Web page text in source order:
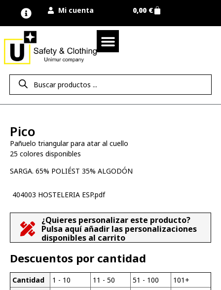
Mi cuenta 0,00 €
Pico
Pañuelo triangular para atar al cuello
25 colores disponibles
SARGA. 65% POLIÉST 35% ALGODÓN
404003 HOSTELERIA ESP.pdf
¿Quieres personalizar este producto?
Pulsa aquí añadir las personalizaciones
disponibles al carrito
Descuentos por cantidad
Cantidad
1 - 10
11 - 50
51 - 100
101+